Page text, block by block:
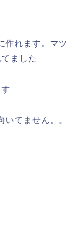
作れます。マツ
ました
てません。。